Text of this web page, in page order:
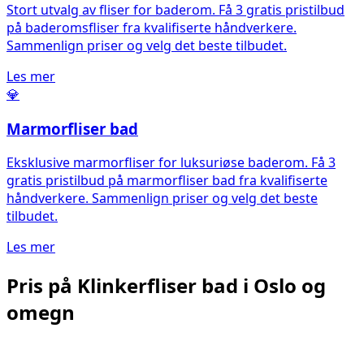
Stort utvalg av fliser for baderom. Få 3 gratis pristilbud
på baderomsfliser fra kvalifiserte håndverkere.
Sammenlign priser og velg det beste tilbudet.
Les mer
💎
Marmorfliser bad
Eksklusive marmorfliser for luksuriøse baderom. Få 3
gratis pristilbud på marmorfliser bad fra kvalifiserte
håndverkere. Sammenlign priser og velg det beste
tilbudet.
Les mer
Pris på Klinkerfliser bad i Oslo og
omegn